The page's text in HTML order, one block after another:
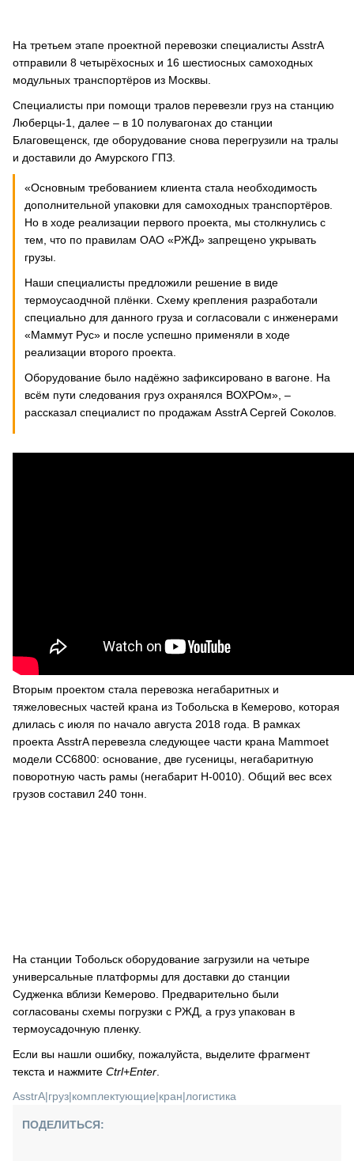
На третьем этапе проектной перевозки специалисты AsstrA
отправили 8 четырёхосных и 16 шестиосных самоходных
модульных транспортёров из Москвы.
Специалисты при помощи тралов перевезли груз на станцию
Люберцы-1, далее – в 10 полувагонах до станции
Благовещенск, где оборудование снова перегрузили на тралы
и доставили до Амурского ГПЗ.
«Основным требованием клиента стала необходимость
дополнительной упаковки для самоходных транспортёров.
Но в ходе реализации первого проекта, мы столкнулись с
тем, что по правилам ОАО «РЖД» запрещено укрывать
грузы.
Наши специалисты предложили решение в виде
термоусаодчной плёнки. Схему крепления разработали
специально для данного груза и согласовали с инженерами
«Маммут Рус» и после успешно применяли в ходе
реализации второго проекта.
Оборудование было надёжно зафиксировано в вагоне. На
всём пути следования груз охранялся ВОХРОм», –
рассказал специалист по продажам AsstrA Сергей Соколов.
Вторым проектом стала перевозка негабаритных и
тяжеловесных частей крана из Тобольска в Кемерово, которая
длилась с июля по начало августа 2018 года. В рамках
проекта AsstrA перевезла следующее части крана Mammoet
модели СС6800: основание, две гусеницы, негабаритную
поворотную часть рамы (негабарит Н-0010). Общий вес всех
грузов составил 240 тонн.
На станции Тобольск оборудование загрузили на четыре
универсальные платформы для доставки до станции
Судженка вблизи Кемерово. Предварительно были
согласованы схемы погрузки с РЖД, а груз упакован в
термоусадочную пленку.
Если вы нашли ошибку, пожалуйста, выделите фрагмент
текста и нажмите Ctrl+Enter
AsstrA|груз|комплектующие|кран|логистика
ПОДЕЛИТЬСЯ: